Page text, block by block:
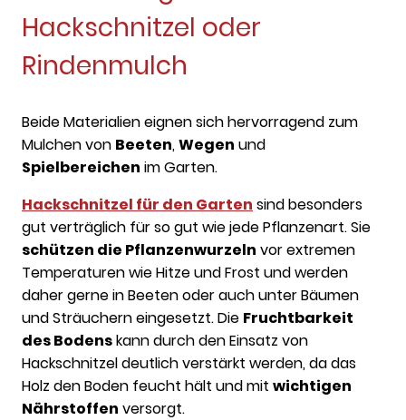
Hackschnitzel oder
Rindenmulch
Beide Materialien eignen sich hervorragend zum
Mulchen von Beeten,Wegen und
Spielbereichen im Garten.
Hackschnitzel für den Garten sind besonders
gut verträglich für so gut wie jede Pflanzenart. Sie
schützen die Pflanzenwurzeln vor extremen
Temperaturen wie Hitze und Frost und werden
daher gerne in Beeten oder auch unter Bäumen
und Sträuchern eingesetzt. Die Fruchtbarkeit
des Bodenskann durch den Einsatz von
Hackschnitzel deutlich verstärkt werden, da das
Holz den Boden feucht hält und mit wichtigen
Nährstoffen versorgt.